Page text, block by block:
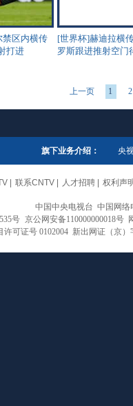
禁区内横传
打进
[世界杯]赫迪拉横
罗斯跟进推射空门
上一页 1 2
旗下业务介绍： 央
联系CNTV 人才招聘 权利声
中国中央电视台 中国网
号 京公网安备110000000018号
许可证号 0102004 新出网证（京